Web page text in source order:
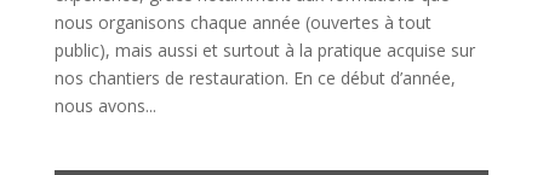
nous organisons chaque année (ouvertes à tout
public), mais aussi et surtout à la pratique acquise sur
nos chantiers de restauration. En ce début d’année,
nous avons...